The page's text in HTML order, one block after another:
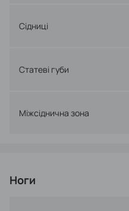
Сідниці
Статеві губи
Міжсіднична зона
Ноги